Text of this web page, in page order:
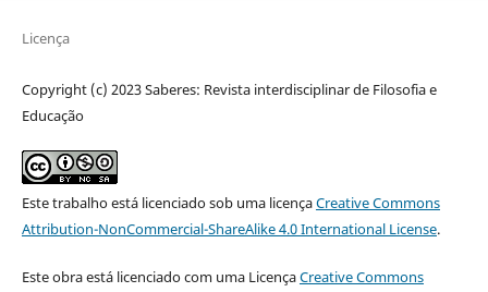
Licença
Copyright (c) 2023 Saberes: Revista interdisciplinar de Filosofia e
Educação
Este trabalho está licenciado sob uma licençaCreative Commons
Attribution-NonCommercial-ShareAlike 4.0 International License.
Este obra está licenciado com uma LicençaCreative Commons